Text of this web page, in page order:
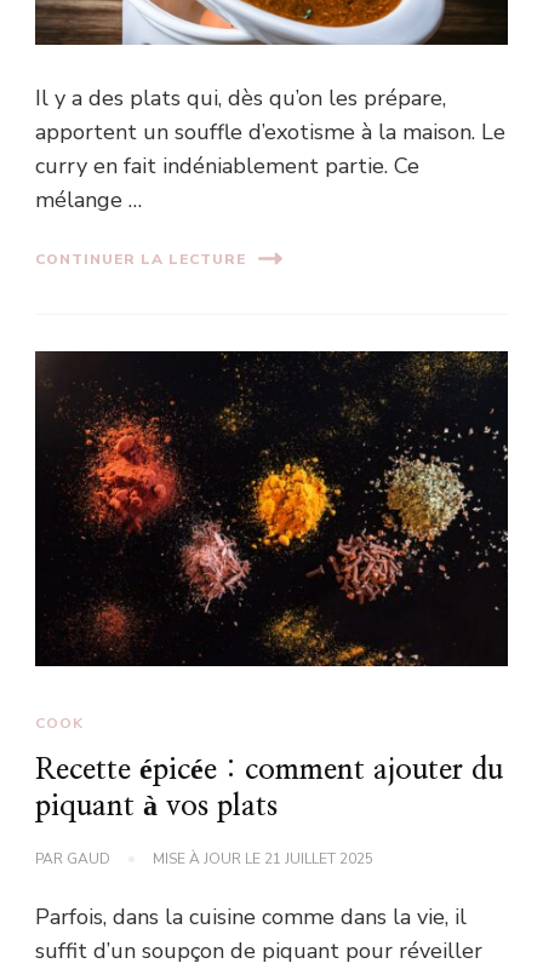
Il y a des plats qui, dès qu’on les prépare,
apportent un souffle d’exotisme à la maison. Le
curry en fait indéniablement partie. Ce
mélange …
CONTINUER LA LECTURE
COOK
Recette épicée : comment ajouter du
piquant à vos plats
PAR GAUD MISE À JOUR LE 21 JUILLET 2025
Parfois, dans la cuisine comme dans la vie, il
suffit d’un soupçon de piquant pour réveiller